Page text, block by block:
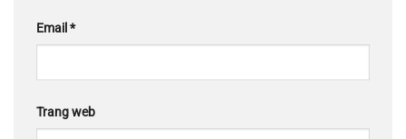
Email *
Trang web